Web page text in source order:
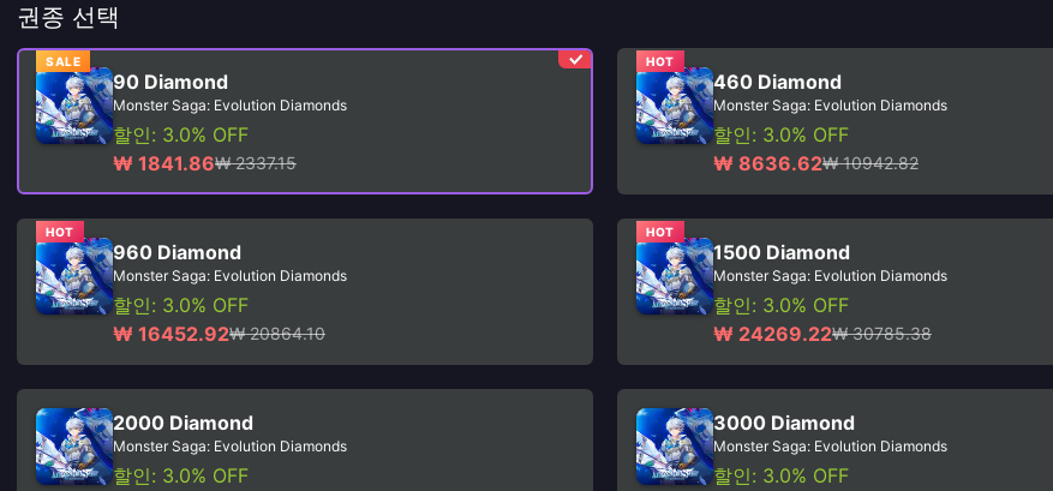
권종 선택
SALE
90 Diamond
Monster Saga: Evolution Diamonds
할인: 3.0% OFF
₩ 1841.86₩ 2337.15
HOT
460 Diamond
Monster Saga: Evolution Diamonds
할인: 3.0% OFF
₩ 8636.62₩ 10942.82
HOT
960 Diamond
Monster Saga: Evolution Diamonds
할인: 3.0% OFF
₩ 16452.92₩ 20864.10
HOT
1500 Diamond
Monster Saga: Evolution Diamonds
할인: 3.0% OFF
₩ 24269.22₩ 30785.38
2000 Diamond
Monster Saga: Evolution Diamonds
할인: 3.0% OFF
3000 Diamond
Monster Saga: Evolution Diamonds
할인: 3.0% OFF